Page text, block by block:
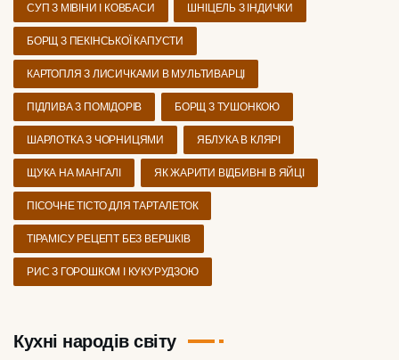
СУП З МІВІНИ І КОВБАСИ ШНІЦЕЛЬ З ІНДИЧКИ
БОРЩ З ПЕКІНСЬКОЇ КАПУСТИ
КАРТОПЛЯ З ЛИСИЧКАМИ В МУЛЬТИВАРЦІ
ПІДЛИВА З ПОМІДОРІВ БОРЩ З ТУШОНКОЮ
ШАРЛОТКА З ЧОРНИЦЯМИ ЯБЛУКА В КЛЯРІ
ЩУКА НА МАНГАЛІ ЯК ЖАРИТИ ВІДБИВНІ В ЯЙЦІ
ПІСОЧНЕ ТІСТО ДЛЯ ТАРТАЛЕТОК
ТІРАМІСУ РЕЦЕПТ БЕЗ ВЕРШКІВ
РИС З ГОРОШКОМ І КУКУРУДЗОЮ
Кухні народів світу